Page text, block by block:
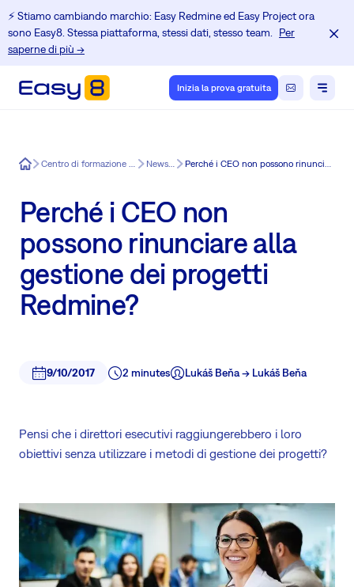
⚡️ Stiamo cambiando marchio: Easy Redmine ed Easy Project ora
sono Easy8. Stessa piattaforma, stessi dati, stesso team.
Per
saperne di più →
Inizia la prova gratuita
Easy8 Centro di formazione per gli utenti di Redmine News in Easy8 Perché i CEO non possono rinunciare alla gestione dei progetti Redmine?
Perché i CEO non
possono rinunciare alla
gestione dei progetti
Redmine?
9/10/2017 2 minutes Lukáš Beňa -> Lukáš Beňa
Pensi che i direttori esecutivi raggiungerebbero i loro
obiettivi senza utilizzare i metodi di gestione dei progetti?